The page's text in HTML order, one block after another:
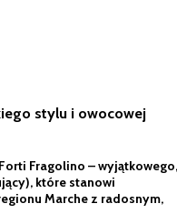
stylu i owocowej
Fragolino – wyjątkowego,
), które stanowi
Marche z radosnym,